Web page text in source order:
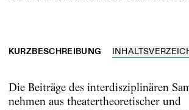
KURZBESCHREIBUNG
Die Beiträge des interdisziplinären
nehmen aus theatertheoretischer und